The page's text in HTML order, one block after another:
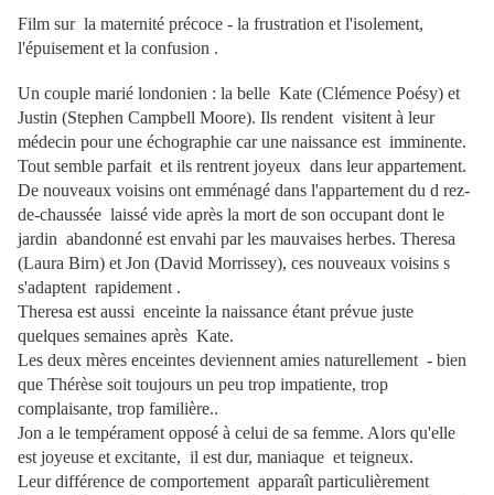
Film sur la maternité précoce - la frustration et l'isolement,
l'épuisement et la confusion .
Un couple marié londonien : la belle Kate (Clémence Poésy) et
Justin (Stephen Campbell Moore). Ils rendent visitent à leur
médecin pour une échographie car une naissance est imminente.
Tout semble parfait et ils rentrent joyeux dans leur appartement.
De nouveaux voisins ont emménagé dans l'appartement du d rez-
de-chaussée laissé vide après la mort de son occupant dont le
jardin abandonné est envahi par les mauvaises herbes. Theresa
(Laura Birn) et Jon (David Morrissey), ces nouveaux voisins s
s'adaptent rapidement .
Theresa est aussi enceinte la naissance étant prévue juste
quelques semaines après Kate.
Les deux mères enceintes deviennent amies naturellement - bien
que Thérèse soit toujours un peu trop impatiente, trop
complaisante, trop familière..
Jon a le tempérament opposé à celui de sa femme. Alors qu'elle
est joyeuse et excitante, il est dur, maniaque et teigneux.
Leur différence de comportement apparaît particulièrement